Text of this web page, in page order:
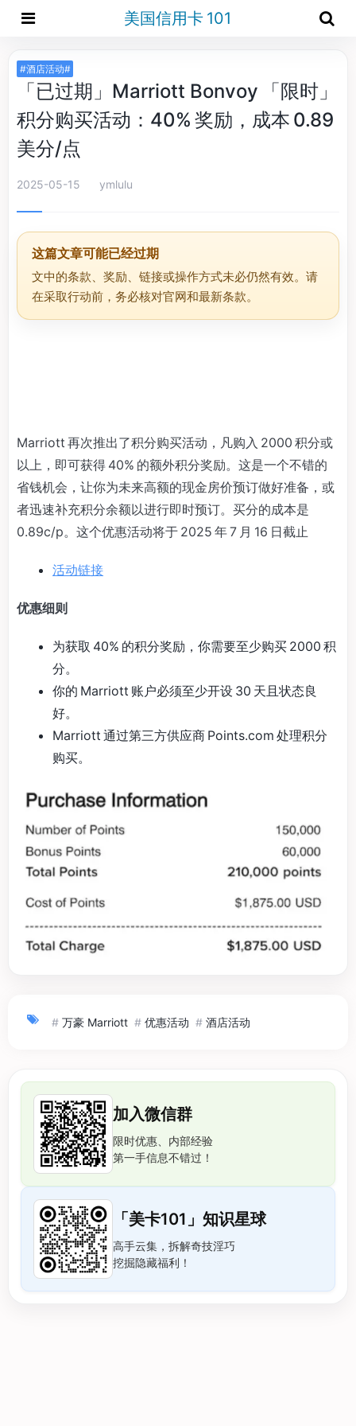
美国信用卡 101
#酒店活动#
「已过期」Marriott Bonvoy 「限时」
积分购买活动：40% 奖励，成本 0.89
美分/点
2025-05-15 ymlulu
这篇文章可能已经过期
文中的条款、奖励、链接或操作方式未必仍然有效。请
在采取行动前，务必核对官网和最新条款。
Marriott 再次推出了积分购买活动，凡购入 2000 积分或
以上，即可获得 40% 的额外积分奖励。这是一个不错的
省钱机会，让你为未来高额的现金房价预订做好准备，或
者迅速补充积分余额以进行即时预订。买分的成本是
0.89c/p。这个优惠活动将于 2025 年 7 月 16 日截止
活动链接
优惠细则
为获取 40% 的积分奖励，你需要至少购买 2000 积
分。
你的 Marriott 账户必须至少开设 30 天且状态良
好。
Marriott 通过第三方供应商 Points.com 处理积分
购买。
# 万豪 Marriott # 优惠活动 # 酒店活动
加入微信群
限时优惠、内部经验
第一手信息不错过！
「美卡101」知识星球
高手云集，拆解奇技淫巧
挖掘隐藏福利！